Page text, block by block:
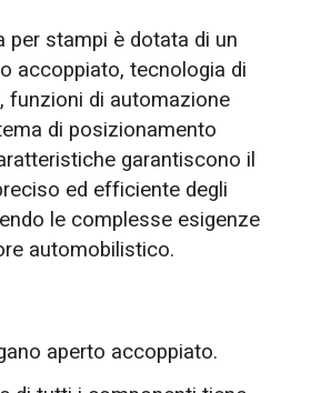
per stampi è dotata di un
accoppiato, tecnologia di
funzioni di automazione
di posizionamento
garantiscono il
ed efficiente degli
le complesse esigenze
automobilistico.
aperto accoppiato.